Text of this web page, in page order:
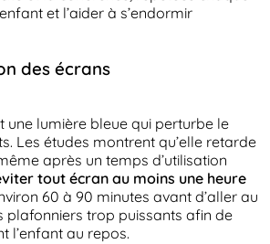
et l’aider à s’endormir
des écrans
une lumière bleue qui perturbe le
Les études montrent qu’elle retarde
après un temps d’utilisation
tout écran au moins une heure
60 à 90 minutes avant d’aller au
plafonniers trop puissants afin de
l’enfant au repos.